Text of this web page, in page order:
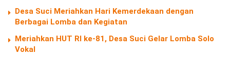
Desa Suci Meriahkan Hari Kemerdekaan dengan
Berbagai Lomba dan Kegiatan
Meriahkan HUT RI ke-81, Desa Suci Gelar Lomba Solo
Vokal